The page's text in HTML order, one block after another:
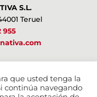
S.L.
Teruel
955
que usted tenga la
continúa navegando